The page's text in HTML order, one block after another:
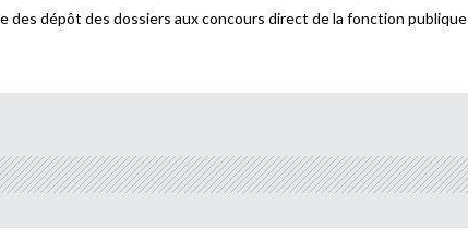
des dépôt des dossiers aux concours direct de la fonction publique